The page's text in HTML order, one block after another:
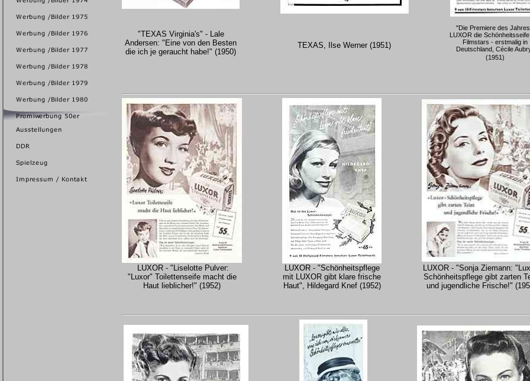
"TEXAS Virginia's" - Lale
Andersen: "Eine von den Besten
die ich je geraucht habe!" (1950)
TEXAS, Ilse Werner (1951)
"Die Premiere des
LUXOR die
Filmstars - erstmalig in
Deutschland, Cécile
(1951)
LUXOR - "Liselotte Pulver:
"Luxor" Toilettenseife macht die
Haut lieblicher!" (1952)
LUXOR - "Schönheitspflege
mit LUXOR gibt klare frische
Haut", Hildegard Knef (1952)
LUXOR - "Sonja Ziemann:
Schönheitspflege gibt zarten
und jugendliche Frische!"